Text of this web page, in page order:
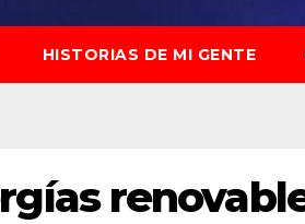
HISTORIAS DE MI GENTE